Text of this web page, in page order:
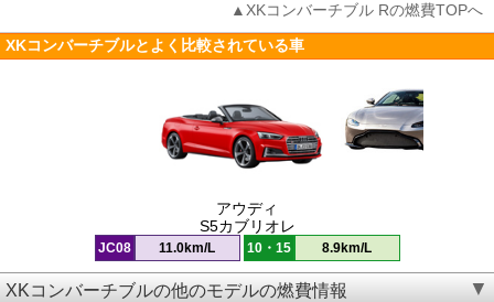
▲XKコンバーチブル Rの燃費TOPへ
XKコンバーチブルとよく比較されている車
アウディ
S5カブリオレ
JC08 11.0km/L 10・15 8.9km/L
XKコンバーチブルの他のモデルの燃費情報